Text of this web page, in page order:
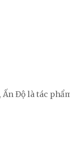
Độ là tác